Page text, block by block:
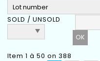
SOLD / UNSOLD
Item 1 à 50 on 388